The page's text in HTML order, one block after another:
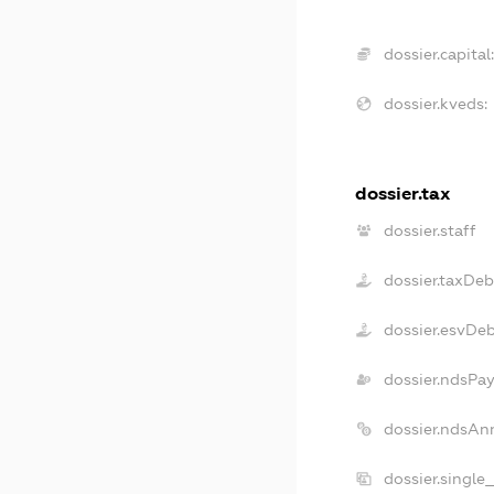
dossier.capital:
dossier.kveds:
dossier.tax
dossier.staff